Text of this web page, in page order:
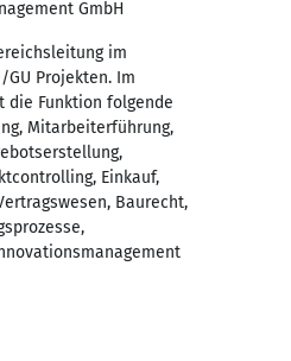
GmbH
im
GU Projekten. Im
Funktion folgende
Mitarbeiterführung,
Einkauf,
Baurecht,